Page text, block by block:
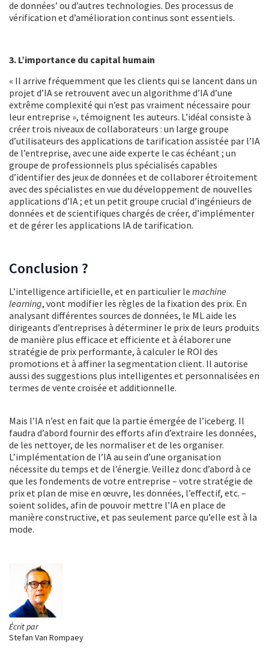
Écrit par
Stefan Van Rompaey
de données’ ou d’autres technologies. Des processus de
vérification et d’amélioration continus sont essentiels.
3. L’importance du capital humain
« Il arrive fréquemment que les clients qui se lancent dans un
projet d’IA se retrouvent avec un algorithme d’IA d’une
extrême complexité qui n’est pas vraiment nécessaire pour
leur entreprise », témoignent les auteurs. L’idéal consiste à
créer trois niveaux de collaborateurs : un large groupe
d’utilisateurs des applications de tarification assistée par l’IA
de l’entreprise, avec une aide experte le cas échéant ; un
groupe de professionnels plus spécialisés capables
d’identifier des jeux de données et de collaborer étroitement
avec des spécialistes en vue du développement de nouvelles
applications d’IA ; et un petit groupe crucial d’ingénieurs de
données et de scientifiques chargés de créer, d’implémenter
et de gérer les applications IA de tarification.
Conclusion ?
L’intelligence artificielle, et en particulier le machine
learning, vont modifier les règles de la fixation des prix. En
analysant différentes sources de données, le ML aide les
dirigeants d’entreprises à déterminer le prix de leurs produits
de manière plus efficace et efficiente et à élaborer une
stratégie de prix performante, à calculer le ROI des
promotions et à affiner la segmentation client. Il autorise
aussi des suggestions plus intelligentes et personnalisées en
termes de vente croisée et additionnelle.
Mais l’IA n’est en fait que la partie émergée de l’iceberg. Il
faudra d’abord fournir des efforts afin d’extraire les données,
de les nettoyer, de les normaliser et de les organiser.
L’implémentation de l’IA au sein d’une organisation
nécessite du temps et de l’énergie. Veillez donc d’abord à ce
que les fondements de votre entreprise – votre stratégie de
prix et plan de mise en œuvre, les données, l’effectif, etc. –
soient solides, afin de pouvoir mettre l’IA en place de
manière constructive, et pas seulement parce qu’elle est à la
mode.